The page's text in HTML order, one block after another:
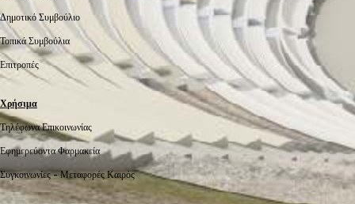
Δημοτικό Συμβούλιο
Τοπικά Συμβούλια
Επιτροπές
Χρήσιμα
Τηλέφωνα Επικοινωνίας
Εφημερεύοντα Φαρμακεία
Συγκοινωνίες -Μεταφορές Καιρός